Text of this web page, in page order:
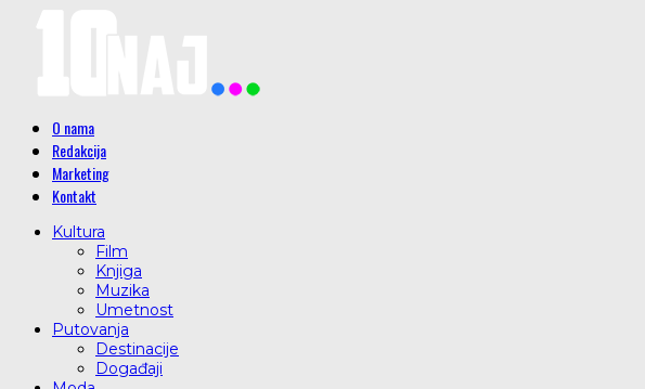
O nama
Redakcija
Marketing
Kontakt
Kultura
Film
Knjiga
Muzika
Umetnost
Putovanja
Destinacije
Događaji